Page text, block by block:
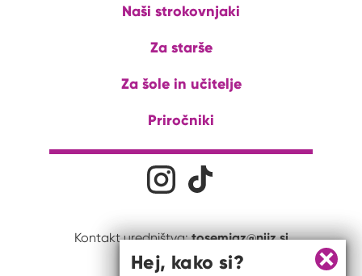
Naši strokovnjaki
Za starše
Za šole in učitelje
Priročniki
Družabna omrežjaNa naš Instagram profil
Kontakt uredništva:tosemjaz@nijz.si
Zapri
Hej, kako si?